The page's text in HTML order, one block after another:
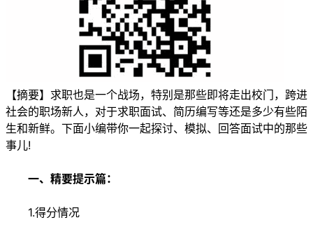
【摘要】求职也是一个战场，特别是那些即将走出校门，跨进
社会的职场新人，对于求职面试、简历编写等还是多少有些陌
生和新鲜。下面小编带你一起探讨、模拟、回答面试中的那些
事儿!
一、精要提示篇：
1.得分情况